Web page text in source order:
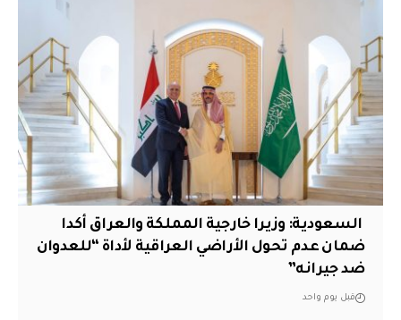
‏ السعودية: وزيرا خارجية المملكة والعراق أكدا
ضمان عدم تحول الأراضي العراقية لأداة “للعدوان
ضد جيرانه”
قبل يوم واحد